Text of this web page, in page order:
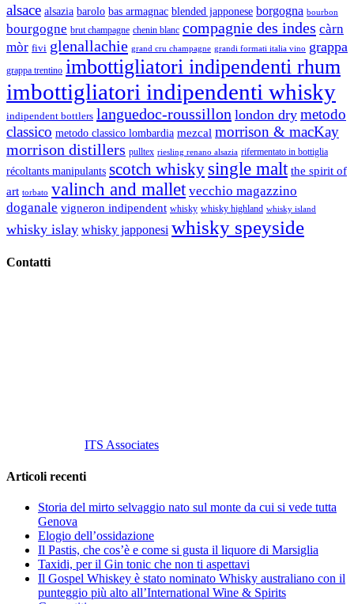
alsace alsazia barolo bas armagnac blended japponese borgogna bourbon
bourgogne brut champagne chenin blanc compagnie des indes càrn
mòr fivi glenallachie grand cru champagne grandi formati italia vino grappa
grappa trentino imbottigliatori indipendenti rhum
imbottigliatori indipendenti whisky
indipendent bottlers languedoc-roussillon london dry metodo
classico metodo classico lombardia mezcal morrison & macKay
morrison distillers pulltex riesling renano alsazia rifermentato in bottiglia
récoltants manipulants scotch whisky single malt the spirit of
art torbato valinch and mallet vecchio magazzino
doganale vigneron indipendent whisky whisky highland whisky island
whisky islay whisky japponesi whisky speyside
Contatti
ITS Associates
Articoli recenti
Storia del mirto selvaggio nato sul monte da cui si vede tutta
Genova
Elogio dell’ossidazione
Il Pastis, che cos’è e come si gusta il liquore di Marsiglia
Taxidi, per il Gin tonic che non ti aspettavi
Il Gospel Whiskey è stato nominato Whisky australiano con il
punteggio più alto all’International Wine & Spirits